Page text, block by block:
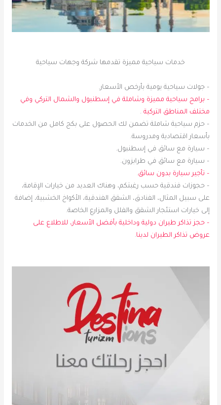
خدمات سياحية مميزة تقدمها شركة وجهات سياحية
– جولات سياحية يومية بأرخص الأسعار.
– برامج سياحية مميزة وشاملة في إسطنبول والشمال التركي وفي
مختلف المناطق التركية .
– حزم سياحية شاملة تضمن لك الحصول على بكج كامل من الخدمات
بأسعار اقتصادية ومدروسة.
– سيارة مع سائق في إسطنبول.
– سيارة مع سائق في طرابزون.
– تأجير سيارة بدون سائق.
– حجوزات فندقية حسب رغبتكم، وهناك العديد من خيارات الإقامة،
على سبيل المثال، الفنادق، الشقق الفندقية، الأكواخ الخشبية، إضافة
إلى خيارات استئجار الشقق والفلل والمزارع الخاصة.
– حجز تذاكر طيران دولية وداخلية بأفضل الأسعار، للاطلاع على
عروض تذاكر الطيران لدينا.